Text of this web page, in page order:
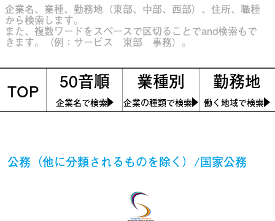
企業名、業種、勤務地（東部、中部、西部）、住所、職種
から検索します。
また、複数ワードをスペースで区切ることでand検索もで
きます。（例：サービス 東部 事務）。
TOP 50音順
企業名で検索
業種別
企業の種類で検索
勤務地
働く地域で検索
公務（他に分類されるものを除く）/国家公務